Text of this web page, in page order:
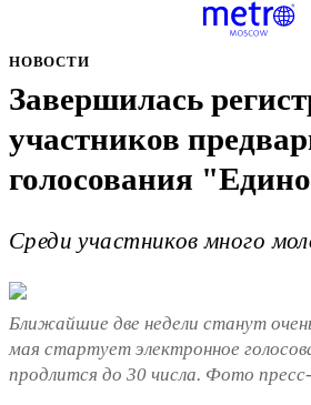
НОВОСТИ
Завершилась
участников
голосования
Среди участников много
Ближайшие две недели станут
мая стартует электронное
продлится до 30 числа. Фото